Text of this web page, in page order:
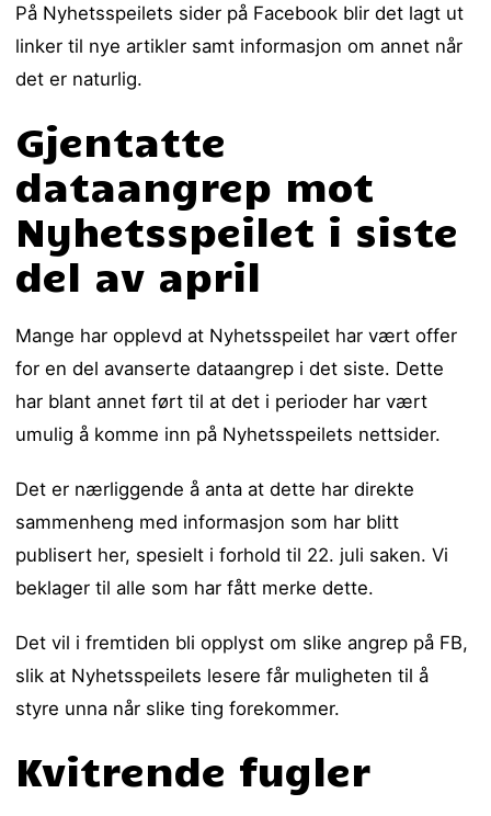
På Nyhetsspeilets sider på Facebook blir det lagt ut
linker til nye artikler samt informasjon om annet når
det er naturlig.
Gjentatte
dataangrep mot
Nyhetsspeilet i siste
del av april
Mange har opplevd at Nyhetsspeilet har vært offer
for en del avanserte dataangrep i det siste. Dette
har blant annet ført til at det i perioder har vært
umulig å komme inn på Nyhetsspeilets nettsider.
Det er nærliggende å anta at dette har direkte
sammenheng med informasjon som har blitt
publisert her, spesielt i forhold til 22. juli saken. Vi
beklager til alle som har fått merke dette.
Det vil i fremtiden bli opplyst om slike angrep på FB,
slik at Nyhetsspeilets lesere får muligheten til å
styre unna når slike ting forekommer.
Kvitrende fugler